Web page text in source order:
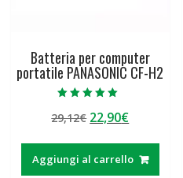
Batteria per computer
portatile PANASONIC CF-H2
5.00
su 5
29,12€ Il
originale
era:
22,90€Il
attuale
è:
Aggiungi al carrello